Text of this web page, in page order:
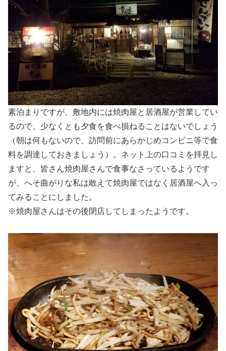
素泊まりですが、敷地内には焼肉屋と居酒屋が営業してい
るので、少なくとも夕食を食べ損ねることはないでしょう
（朝は何もないので、訪問前にあらかじめコンビニ等で食
料を調達しておきましょう）。ネット上の口コミを拝見し
ますと、皆さん焼肉屋さんで食事なさっているようです
が、へそ曲がりな私は敢えて焼肉屋ではなく居酒屋へ入っ
てみることにしました。
※焼肉屋さんはその後閉店してしまったようです。